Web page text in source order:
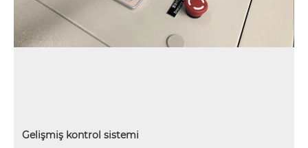
Gelişmiş kontrol sistemi